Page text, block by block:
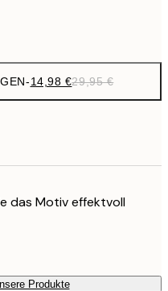
-14,98 €29,95 €
das Motiv effektvoll
Produkte